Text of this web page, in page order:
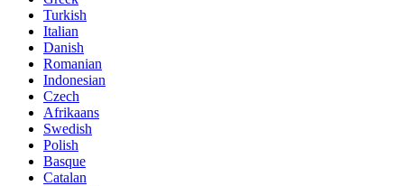
Turkish
Italian
Danish
Romanian
Indonesian
Czech
Afrikaans
Swedish
Polish
Basque
Catalan